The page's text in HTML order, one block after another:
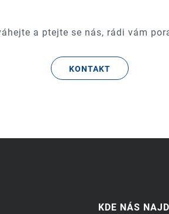
a ptejte se nás, rádi vám
KONTAKT
KDE NÁS